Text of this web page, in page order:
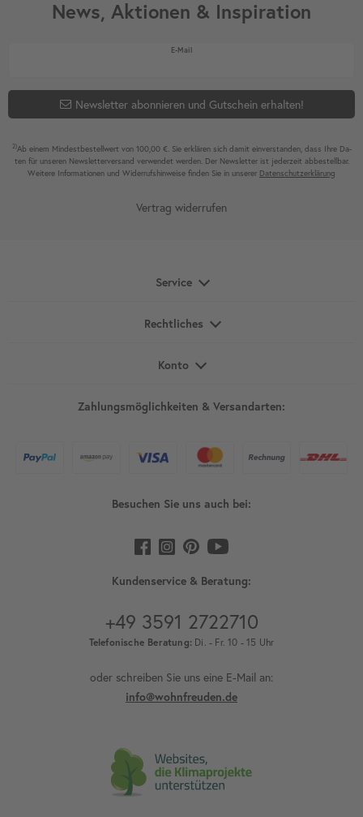
News, Aktionen & Inspiration
E-MailNewsletter Honig
Newsletter abonnieren und Gutschein erhalten!
2)Ab einem Mindest­bestell­wert von 100,00 €. Sie erklären sich damit ein­ver­standen, dass Ihre Da­
ten für unseren News­letter­versand ver­wen­det werden. Der News­letter ist jeder­zeit ab­bestel­lbar.
Weitere Infor­mationen und Wider­rufshin­weise finden Sie in unserer Daten­schutz­erklärung
Vertrag widerrufen
Service
Rechtliches
Konto
Zahlungsmöglichkeiten & Versandarten:
Besuchen Sie uns auch bei:
Kundenservice & Beratung:
+49 3591 2722710
Telefonische Beratung: Di. - Fr. 10 - 15 Uhr
oder schreiben Sie uns eine E-Mail an:
info@wohnfreuden.de